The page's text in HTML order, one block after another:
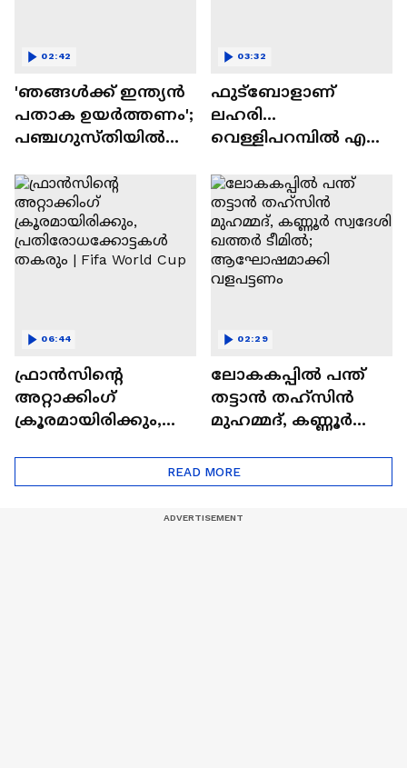
'ഞങ്ങൾക്ക് ഇന്ത്യൻ
പതാക ഉയർത്തണം';
പഞ്ച​ഗുസ്തിയിൽ
ഈ കാസർ‌​
കോടുകാർ
02:42
ഫുട്ബോളാണ്
ലഹരി...
വെള്ളിപറമ്പിൽ എല്ലാ
ആരാധക സം​ഗമം,
കൂടെ ഫാൻസ്
ഷോയും
03:32
ഫ്രാന്‍സിന്റെ
അറ്റാക്കിംഗ്‌
ക്രൂരമായിരിക്കും,
ള്‍ തകരും | Fifa World
Cup
06:44
ലോകകപ്പിൽ പന്ത്
തട്ടാൻ തഹ്സിന്‍
മുഹമ്മദ്, കണ്ണൂർ
ടീമിൽ;
ആഘോഷമാക്കി
02:29
READ MORE